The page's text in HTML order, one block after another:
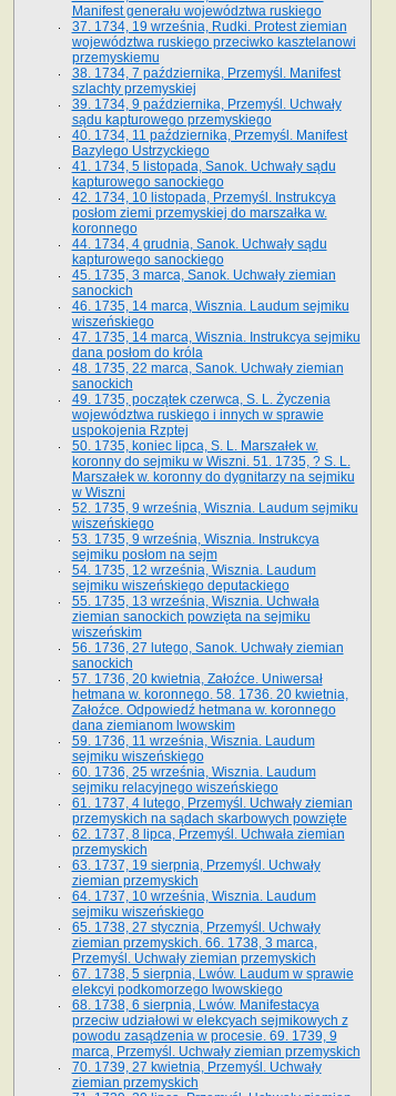
Manifest generału województwa ruskiego
37. 1734, 19 września, Rudki. Protest ziemian
województwa ruskiego przeciwko kasztelanowi
przemyskiemu
38. 1734, 7 października, Przemyśl. Manifest
szlachty przemyskiej
39. 1734, 9 października, Przemyśl. Uchwały
sądu kapturowego przemyskiego
40. 1734, 11 października, Przemyśl. Manifest
Bazylego Ustrzyckiego
41. 1734, 5 listopada, Sanok. Uchwały sądu
kapturowego sanockiego
42. 1734, 10 listopada, Przemyśl. Instrukcya
posłom ziemi przemyskiej do marszałka w.
koronnego
44. 1734, 4 grudnia, Sanok. Uchwały sądu
kapturowego sanockiego
45. 1735, 3 marca, Sanok. Uchwały ziemian
sanockich
46. 1735, 14 marca, Wisznia. Laudum sejmiku
wiszeńskiego
47. 1735, 14 marca, Wisznia. Instrukcya sejmiku
dana posłom do króla
48. 1735, 22 marca, Sanok. Uchwały ziemian
sanockich
49. 1735, początek czerwca, S. L. Życzenia
województwa ruskiego i innych w sprawie
uspokojenia Rzptej
50. 1735, koniec lipca, S. L. Marszałek w.
koronny do sejmiku w Wiszni. 51. 1735, ? S. L.
Marszałek w. koronny do dygnitarzy na sejmiku
w Wiszni
52. 1735, 9 września, Wisznia. Laudum sejmiku
wiszeńskiego
53. 1735, 9 września, Wisznia. Instrukcya
sejmiku posłom na sejm
54. 1735, 12 września, Wisznia. Laudum
sejmiku wiszeńskiego deputackiego
55. 1735, 13 września, Wisznia. Uchwała
ziemian sanockich powzięta na sejmiku
wiszeńskim
56. 1736, 27 lutego, Sanok. Uchwały ziemian
sanockich
57. 1736, 20 kwietnia, Załoźce. Uniwersał
hetmana w. koronnego. 58. 1736. 20 kwietnia,
Załoźce. Odpowiedź hetmana w. koronnego
dana ziemianom lwowskim
59. 1736, 11 września, Wisznia. Laudum
sejmiku wiszeńskiego
60. 1736, 25 września, Wisznia. Laudum
sejmiku relacyjnego wiszeńskiego
61. 1737, 4 lutego, Przemyśl. Uchwały ziemian
przemyskich na sądach skarbowych powzięte
62. 1737, 8 lipca, Przemyśl. Uchwała ziemian
przemyskich
63. 1737, 19 sierpnia, Przemyśl. Uchwały
ziemian przemyskich
64. 1737, 10 września, Wisznia. Laudum
sejmiku wiszeńskiego
65. 1738, 27 stycznia, Przemyśl. Uchwały
ziemian przemyskich­­. 66. 1738, 3 marca,
Przemyśl. Uchwały ziemian przemyskich­
67. 1738, 5 sierpnia, Lwów. Laudum w sprawie
elekcyi podkomorzego lwowskiego
68. 1738, 6 sierpnia, Lwów. Manifestacya
przeciw udziałowi w elekcyach sejmikowych z
powodu zasądzenia w procesie. 69. 1739, 9
marca, Przemyśl. Uchwały ziemian przemyskich
70. 1739, 27 kwietnia, Przemyśl. Uchwały
ziemian przemyskich